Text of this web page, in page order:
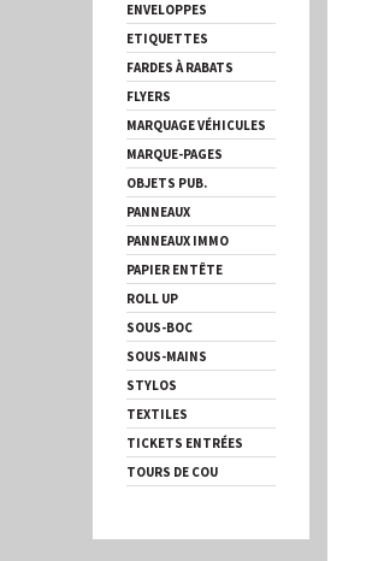
ENVELOPPES
ETIQUETTES
FARDES À RABATS
FLYERS
MARQUAGE VÉHICULES
MARQUE-PAGES
OBJETS PUB.
PANNEAUX
PANNEAUX IMMO
PAPIER ENTÊTE
ROLL UP
SOUS-BOC
SOUS-MAINS
STYLOS
TEXTILES
TICKETS ENTRÉES
TOURS DE COU